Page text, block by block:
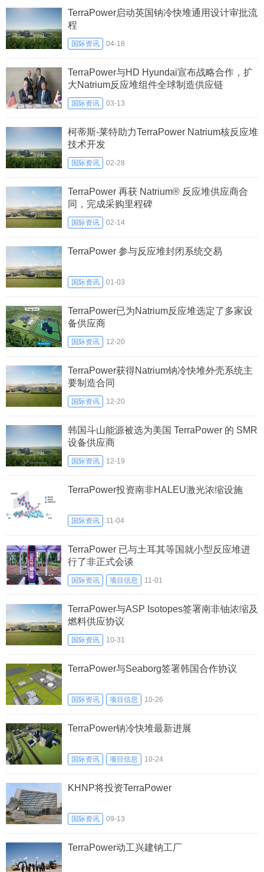
TerraPower启动英国钠冷快堆通用设计审批流
程
国际资讯 04-18
TerraPower与HD Hyundai宣布战略合作，扩
大Natrium反应堆组件全球制造供应链
国际资讯 03-13
柯蒂斯-莱特助力TerraPower Natrium核反应堆
技术开发
国际资讯 02-28
TerraPower 再获 Natrium® 反应堆供应商合
同，完成采购里程碑
国际资讯 02-14
TerraPower 参与反应堆封闭系统交易
国际资讯 01-03
TerraPower已为Natrium反应堆选定了多家设
备供应商
国际资讯 12-20
TerraPower获得Natrium钠冷快堆外壳系统主
要制造合同
国际资讯 12-20
韩国斗山能源被选为美国 TerraPower 的 SMR
设备供应商
国际资讯 12-19
TerraPower投资南非HALEU激光浓缩设施
国际资讯 11-04
TerraPower 已与土耳其等国就小型反应堆进
行了非正式会谈
国际资讯 项目信息 11-01
TerraPower与ASP Isotopes签署南非铀浓缩及
燃料供应协议
国际资讯 10-31
TerraPower与Seaborg签署韩国合作协议
国际资讯 项目信息 10-26
TerraPower钠冷快堆最新进展
国际资讯 项目信息 10-24
KHNP将投资TerraPower
国际资讯 09-13
TerraPower动工兴建钠工厂